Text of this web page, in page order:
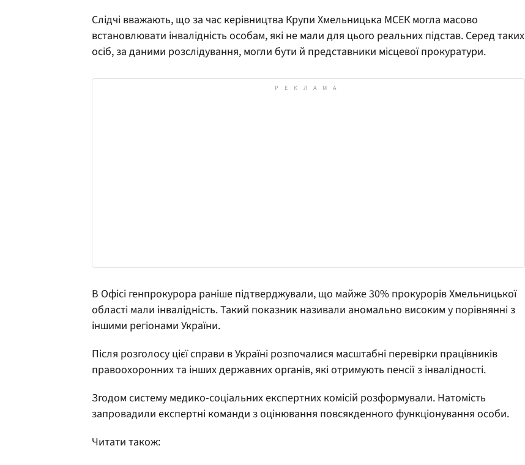
Слідчі вважають, що за час керівництва Крупи Хмельницька МСЕК могла масово
встановлювати інвалідність особам, які не мали для цього реальних підстав. Серед таких
осіб, за даними розслідування, могли бути й представники місцевої прокуратури.
В Офісі генпрокурора раніше підтверджували, що майже 30% прокурорів Хмельницької
області мали інвалідність. Такий показник називали аномально високим у порівнянні з
іншими регіонами України.
Після розголосу цієї справи в Україні розпочалися масштабні перевірки працівників
правоохоронних та інших державних органів, які отримують пенсії з інвалідності.
Згодом систему медико-соціальних експертних комісій розформували. Натомість
запровадили експертні команди з оцінювання повсякденного функціонування особи.
Читати також: